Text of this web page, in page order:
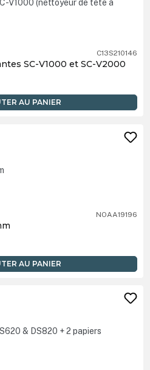
C13S210146
SC-V1000 et SC-V2000
AU PANIER
NOAA19196
AU PANIER